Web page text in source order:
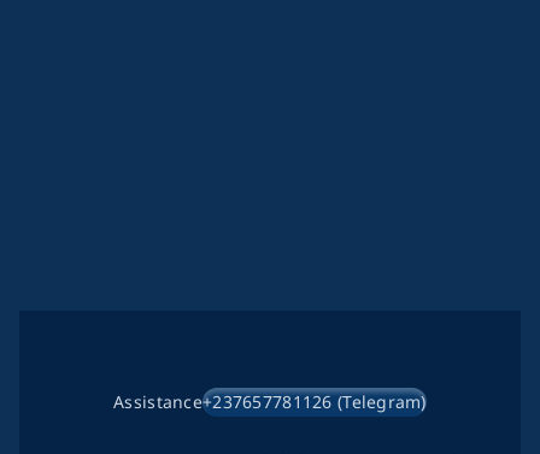
Assistance+237657781126 (Telegram)